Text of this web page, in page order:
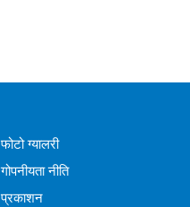
फोटो ग्यालरी
गोपनीयता नीति
प्रकाशन